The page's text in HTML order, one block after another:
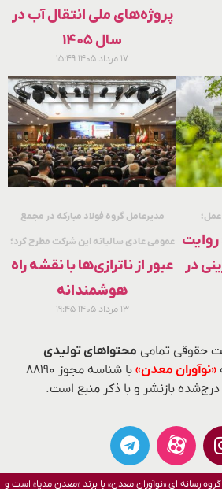
پروژه‌های ملی انتقال آب در
سال ۱۴۰۵
۱۷ مرداد ۱۴۰۵ ۱۵:۴۹
روایت
در
مدیرعامل گروه فولاد مبارکه در مجمع
عمومی عادی سالیانه این شرکت مطرح کرد؛
عبور از ناترازی‌ها با نقشه راه
هوشمندانه
۱۳ مرداد ۱۴۰۵ ۱۹:۴۵
حقوقی تمامی محتواهای تولیدی
«نوآوران معدن»
با شناسه مجوز ۸۸۱۹۰
بازنشر و با ذکر منبع است.
رسانه ای «نوآوران معدن» با برند «معدن مدیا» است و